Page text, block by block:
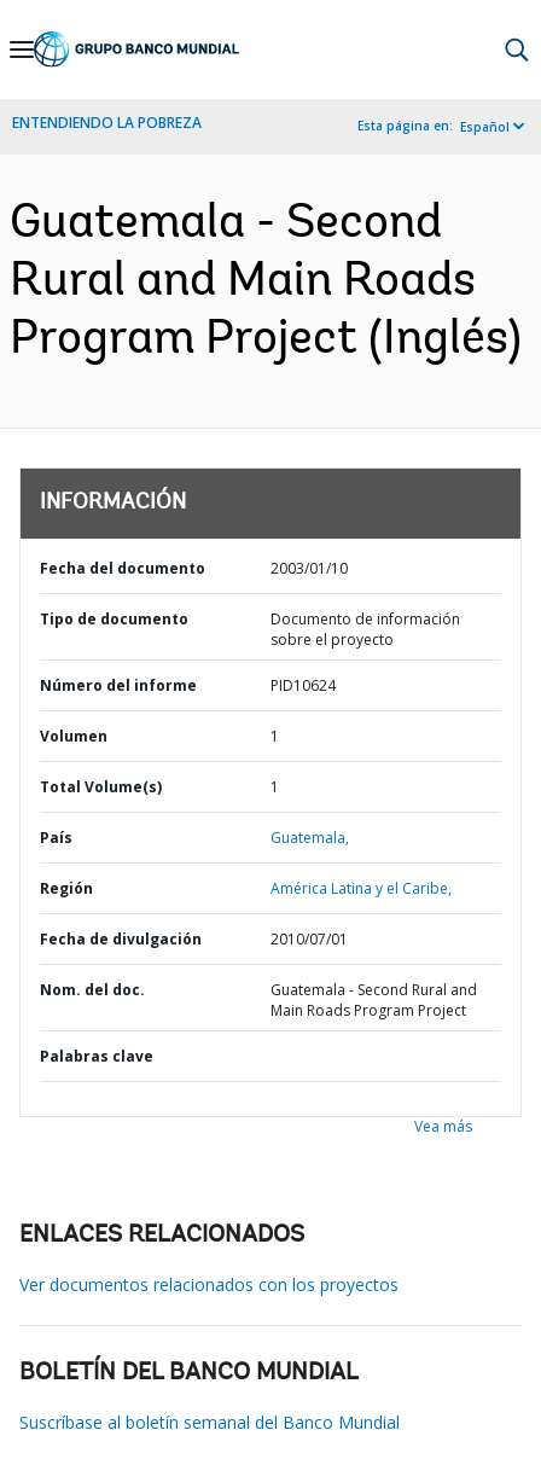
Skip
Navigation
ENTENDIENDO LA POBREZA Esta página en: Español
Guatemala - Second
Rural and Main Roads
Program Project (Inglés)
INFORMACIÓN
Fecha del documento 2003/01/10
Tipo de documento
Documento de información
sobre el proyecto
Número del informe PID10624
Volumen 1
Total Volume(s) 1
País Guatemala,
Región América Latina y el Caribe,
Fecha de divulgación 2010/07/01
Nom. del doc.
Guatemala - Second Rural and
Main Roads Program Project
Palabras clave
Vea más
ENLACES RELACIONADOS
Ver documentos relacionados con los proyectos
BOLETÍN DEL BANCO MUNDIAL
Suscríbase al boletín semanal del Banco Mundial